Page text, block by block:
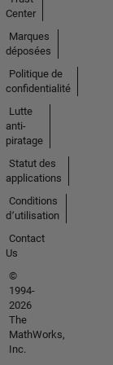
Center
Marques
déposées
Politique de
confidentialité
Lutte
anti-
piratage
Statut des
applications
Conditions
d՚utilisation
Contact
Us
©
1994-
2026
The
MathWorks,
Inc.